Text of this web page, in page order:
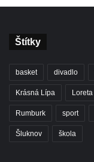
Štítky
basket divadlo
Krásná Lípa Loreta
Rumburk sport
Šluknov škola